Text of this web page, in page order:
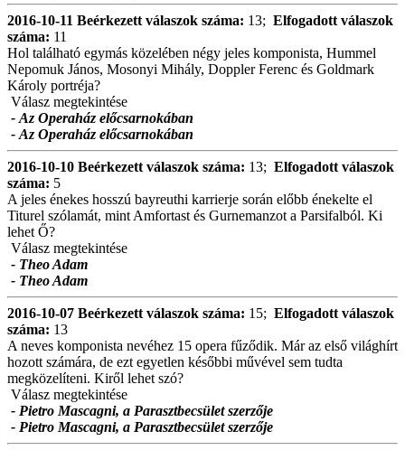
2016-10-11 Beérkezett válaszok száma: 13; Elfogadott válaszok
száma: 11
Hol található egymás közelében négy jeles komponista, Hummel
Nepomuk János, Mosonyi Mihály, Doppler Ferenc és Goldmark
Károly portréja?
Válasz megtekintése
- Az Operaház előcsarnokában
- Az Operaház előcsarnokában
2016-10-10 Beérkezett válaszok száma: 13; Elfogadott válaszok
száma: 5
A jeles énekes hosszú bayreuthi karrierje során előbb énekelte el
Titurel szólamát, mint Amfortast és Gurnemanzot a Parsifalból. Ki
lehet Ő?
Válasz megtekintése
- Theo Adam
- Theo Adam
2016-10-07 Beérkezett válaszok száma: 15; Elfogadott válaszok
száma: 13
A neves komponista nevéhez 15 opera fűződik. Már az első világhírt
hozott számára, de ezt egyetlen későbbi művével sem tudta
megközelíteni. Kiről lehet szó?
Válasz megtekintése
- Pietro Mascagni, a Parasztbecsület szerzője
- Pietro Mascagni, a Parasztbecsület szerzője